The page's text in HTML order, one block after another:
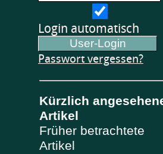
Login automatisch
Passwort vergessen?
Kürzlich
Artikel
Früher betrachtete
Artikel